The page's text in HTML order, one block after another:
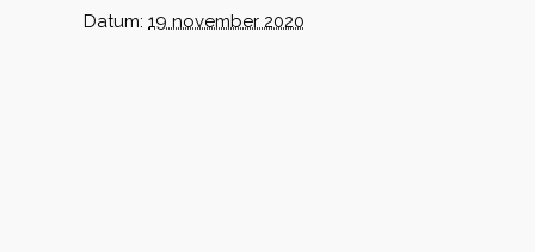
Datum: 19 november 2020